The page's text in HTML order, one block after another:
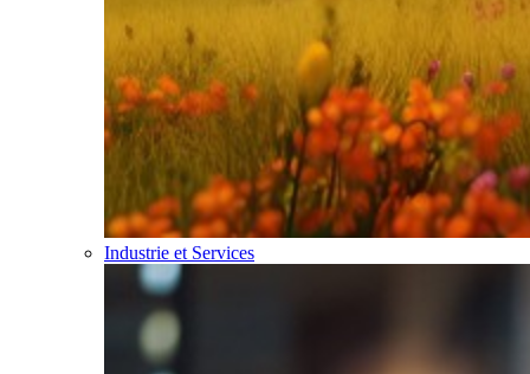
Industrie et Services